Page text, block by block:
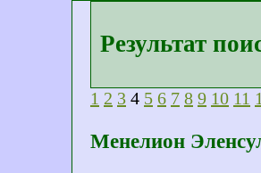
Результат
1 2 3 4 5 6 7 8 9 10 11
Менелион